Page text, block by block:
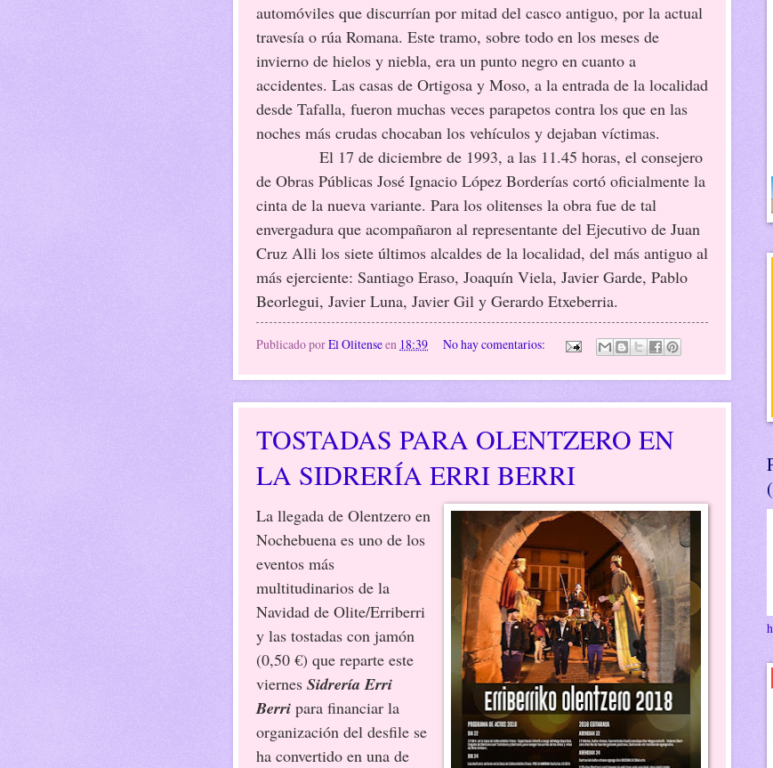
automóviles que discurrían por mitad del casco antiguo, por la actual
travesía o rúa Romana. Este tramo, sobre todo en los meses de
invierno de hielos y niebla, era un punto negro en cuanto a
accidentes. Las casas de Ortigosa y Moso, a la entrada de la localidad
desde Tafalla, fueron muchas veces parapetos contra los que en las
noches más crudas chocaban los vehículos y dejaban víctimas.
El 17 de diciembre de 1993, a las 11.45 horas, el consejero
de Obras Públicas José Ignacio López Borderías cortó oficialmente la
cinta de la nueva variante. Para los olitenses la obra fue de tal
envergadura que acompañaron al representante del Ejecutivo de Juan
Cruz Alli los siete últimos alcaldes de la localidad, del más antiguo al
más ejerciente: Santiago Eraso, Joaquín Viela, Javier Garde, Pablo
Beorlegui, Javier Luna, Javier Gil y Gerardo Etxeberria.
Publicado porEl Olitenseen 18:39 No hay comentarios:
TOSTADAS PARA OLENTZERO EN
LA SIDRERÍA ERRI BERRI
La llegada de Olentzero en
Nochebuena es uno de los
eventos más
multitudinarios de la
Navidad de Olite/Erriberri
y las tostadas con jamón
(0,50 €) que reparte este
viernes Sidrería Erri
Berri para financiar la
organización del desfile se
ha convertido en una de